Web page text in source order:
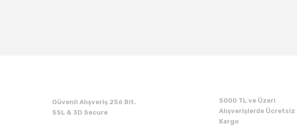
Güvenli Alışveriş 256 Bit.
SSL & 3D Secure
5000 TL ve Üzeri
Alışverişlerde Ücretsiz
Kargo